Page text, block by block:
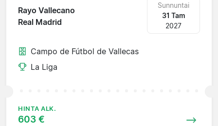
Rayo Vallecano
Real Madrid
Sunnuntai
31 Tam
2027
Campo de Fútbol de Vallecas
La Liga
HINTA ALK.
603 €